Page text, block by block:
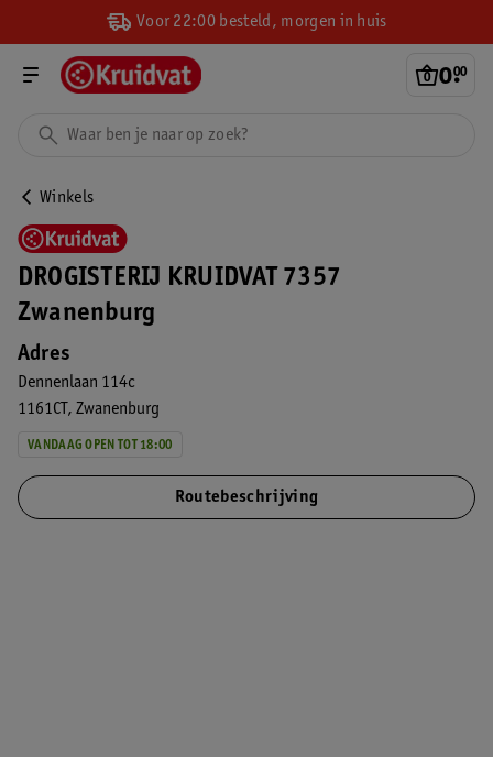
Voor 22:00 besteld, morgen in huis
0.
00
Winkels
DROGISTERIJ KRUIDVAT 7357
Zwanenburg
Adres
Dennenlaan 114c
1161CT
Zwanenburg
VANDAAG OPEN TOT 18:00
Routebeschrijving